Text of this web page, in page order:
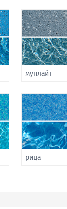
мунлайт
рица